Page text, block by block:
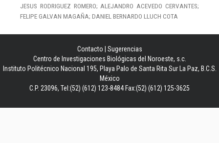
JESUS RODRIGUEZ ROMERO; ALEJANDRO ACEVEDO CERVANTES;
FELIPE GALVAN MAGAÑA; DANIEL BERNARDO LLUCH COTA
Contacto
Sugerencias
Centro de Investigaciones Biológicas del Noroeste, s.c.
Instituto Politécnico Nacional 195, Playa Palo de Santa Rita Sur La Paz, B.C.S.
México
C.P. 23096, Tel:(52) (612) 123-8484 Fax:(52) (612) 125-3625